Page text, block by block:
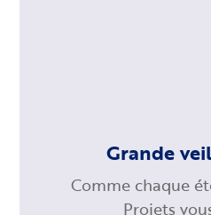
Grande
Comme chaque
Projets